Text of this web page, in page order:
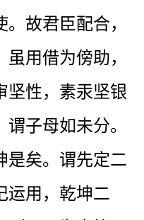
故君臣配合，
用借为傍助，
坚性，素汞坚银
子母如未分。
是矣。谓先定二
运用，乾坤二